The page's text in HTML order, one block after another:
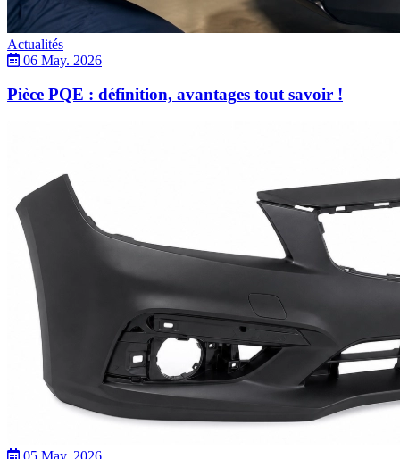
Actualités
06 May. 2026
Pièce PQE : définition, avantages tout savoir !
05 May. 2026